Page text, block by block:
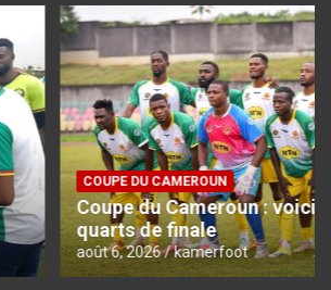
: voici le programme des